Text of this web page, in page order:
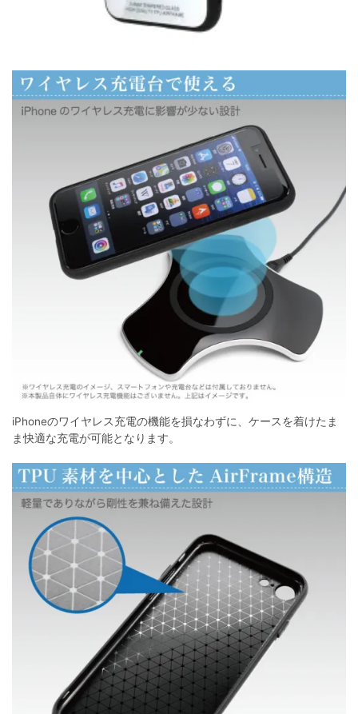
iPhoneのワイヤレス充電の機能を損なわずに、ケースを着けたま
ま快適な充電が可能となります。